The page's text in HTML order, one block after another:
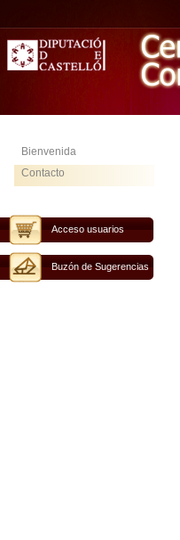
Bienvenida
Contacto
Acceso usuarios
Buzón de Sugerencias